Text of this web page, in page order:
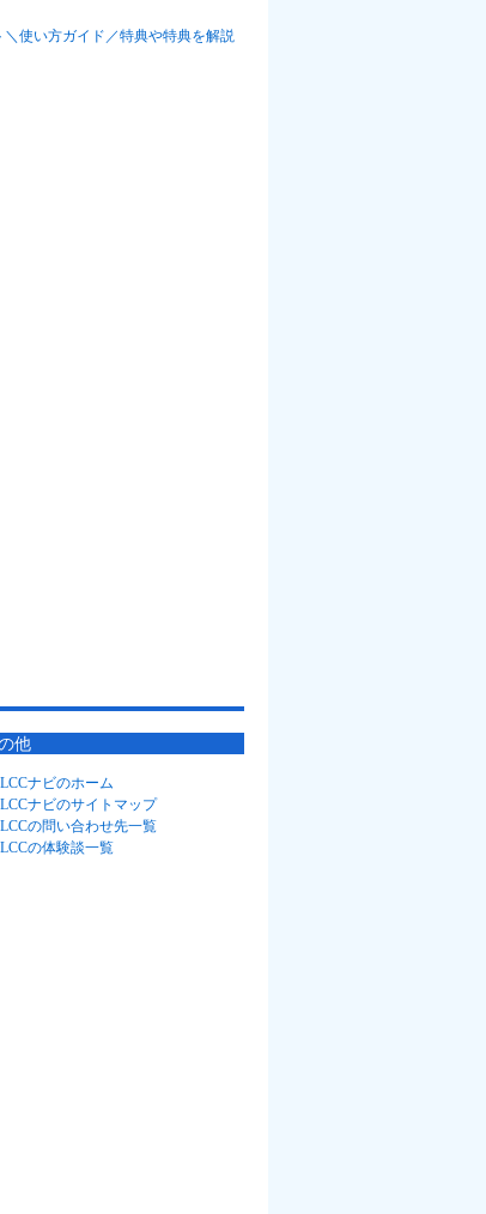
他
LCCナビのホーム
LCCナビのサイトマップ
LCCの問い合わせ先一覧
LCCの体験談一覧